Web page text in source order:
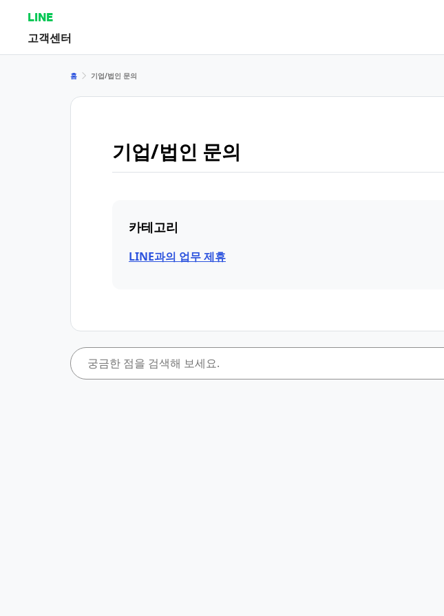
LINE
고객센터
홈 기업/법인 문의
기업/법인 문의
카테고리
LINE과의 업무 제휴